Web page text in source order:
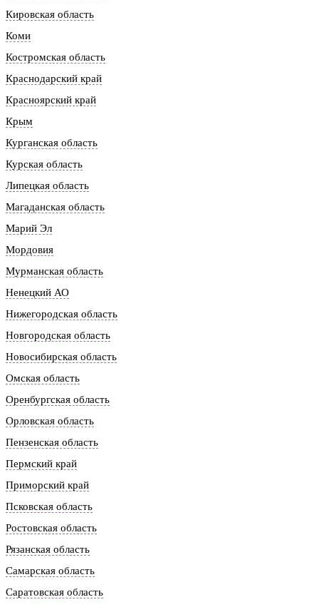
Кировская область
Коми
Костромская область
Краснодарский край
Красноярский край
Крым
Курганская область
Курская область
Липецкая область
Магаданская область
Марий Эл
Мордовия
Мурманская область
Ненецкий АО
Нижегородская область
Новгородская область
Новосибирская область
Омская область
Оренбургская область
Орловская область
Пензенская область
Пермский край
Приморский край
Псковская область
Ростовская область
Рязанская область
Самарская область
Саратовская область